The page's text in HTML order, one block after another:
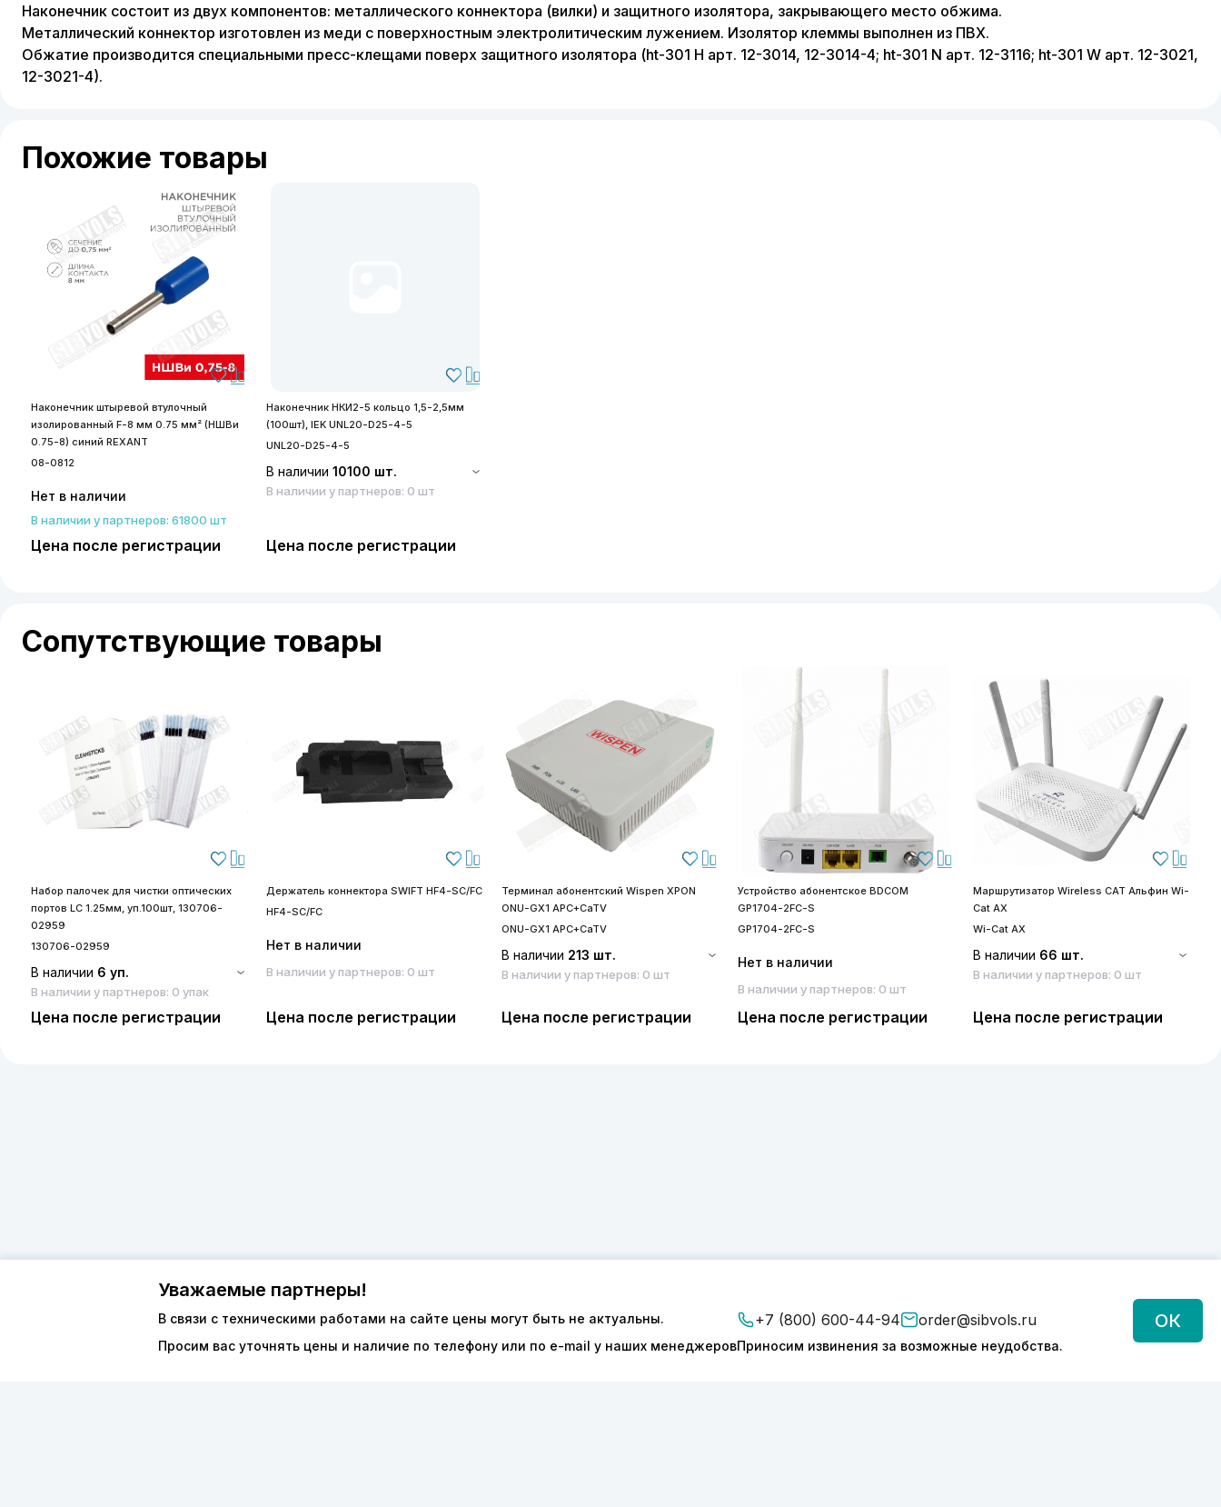
Наконечник состоит из двух компонентов: металлического коннектора (вилки) и защитного изолятора, закрывающего место обжима.
Металлический коннектор изготовлен из меди с поверхностным электролитическим лужением. Изолятор клеммы выполнен из ПВХ.
Обжатие производится специальными пресс-клещами поверх защитного изолятора (ht-301 H арт. 12-3014, 12-3014-4; ht-301 N арт. 12-3116; ht-301 W арт. 12-3021,
12-3021-4).
Похожие товары
Наконечник штыревой втулочный
изолированный F-8 мм 0.75 мм² (НШВи
0.75-8) синий REXANT
08-0812
Нет в наличии
В наличии у партнеров: 61800 шт
Цена после регистрации
Наконечник НКИ2-5 кольцо 1,5-2,5мм
(100шт), IEK UNL20-D25-4-5
UNL20-D25-4-5
В наличии 10100 шт.
В наличии у партнеров: 0 шт
Цена после регистрации
Сопутствующие товары
Набор палочек для чистки оптических
портов LC 1.25мм, уп.100шт, 130706-
02959
130706-02959
В наличии 6 уп.
В наличии у партнеров: 0 упак
Цена после регистрации
Держатель коннектора SWIFT HF4-SC/FC
HF4-SC/FC
Нет в наличии
В наличии у партнеров: 0 шт
Цена после регистрации
Терминал абонентский Wispen XPON
ONU-GX1 APC+CaTV
ONU-GX1 APC+CaTV
В наличии 213 шт.
В наличии у партнеров: 0 шт
Цена после регистрации
Устройство абонентское BDCOM
GP1704-2FC-S
GP1704-2FC-S
Нет в наличии
В наличии у партнеров: 0 шт
Цена после регистрации
Маршрутизатор Wireless CAT Альфин Wi-
Cat AX
Wi-Cat AX
В наличии 66 шт.
В наличии у партнеров: 0 шт
Цена после регистрации
Уважаемые партнеры!
В связи с техническими работами на сайте цены могут быть не актуальны.
Просим вас уточнять цены и наличие по телефону или по e-mail у наших менеджеров
+7 (800) 600-44-94 order@sibvols.ru
Приносим извинения за возможные неудобства.
ОК
8 (800) 600-44-94
О компании
Доставка и оплата